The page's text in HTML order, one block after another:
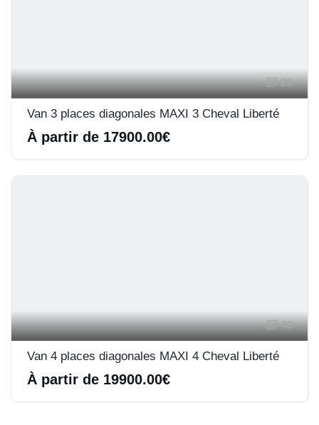
20
Van 3 places diagonales MAXI 3 Cheval Liberté
À partir de 17900.00€
49
Van 4 places diagonales MAXI 4 Cheval Liberté
À partir de 19900.00€